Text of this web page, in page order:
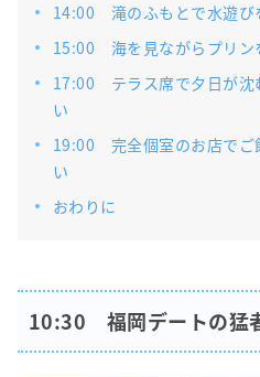
14:00 滝のふもとで水遊び
15:00 海を見ながらプリン
17:00 テラス席で夕日が沈
い
19:00 完全個室のお店でご
い
おわりに
10:30 福岡デートの猛